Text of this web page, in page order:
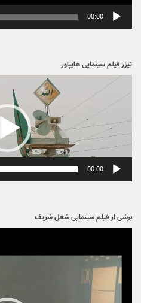
00:00
تیزر فیلم سینمایی هایپاور
نمایشگر
ویدیو
00:00
برشی از فیلم سینمایی شغل شریف